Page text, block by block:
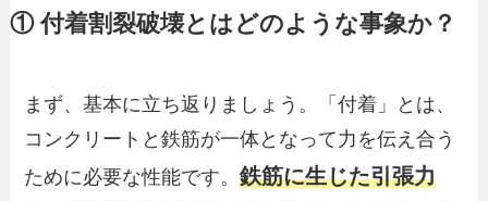
① 付着割裂破壊とはどのような事象か？
まず、基本に立ち返りましょう。「付着」とは、
コンクリートと鉄筋が一体となって力を伝え合う
ために必要な性能です。鉄筋に生じた引張力